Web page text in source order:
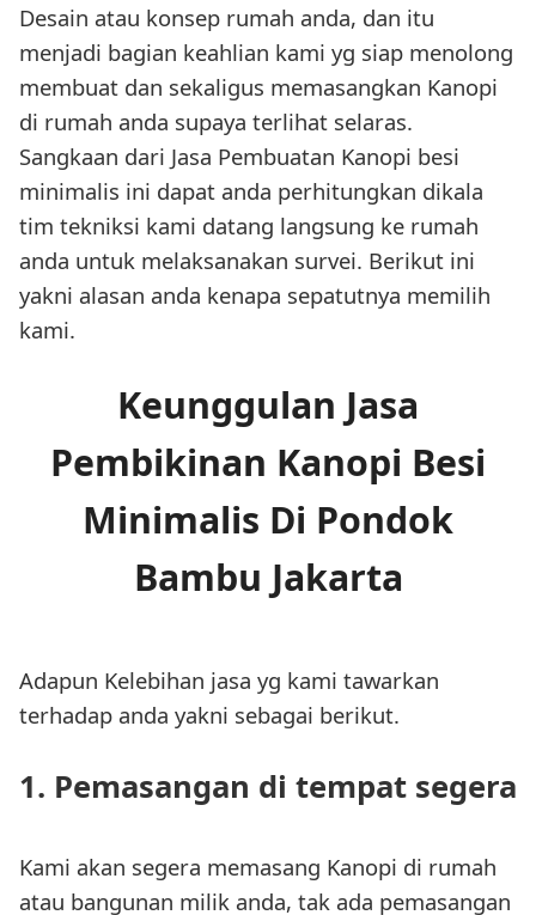
Desain atau konsep rumah anda, dan itu
menjadi bagian keahlian kami yg siap menolong
membuat dan sekaligus memasangkan Kanopi
di rumah anda supaya terlihat selaras.
Sangkaan dari Jasa Pembuatan Kanopi besi
minimalis ini dapat anda perhitungkan dikala
tim tekniksi kami datang langsung ke rumah
anda untuk melaksanakan survei. Berikut ini
yakni alasan anda kenapa sepatutnya memilih
kami.
Keunggulan Jasa
Pembikinan Kanopi Besi
Minimalis Di Pondok
Bambu Jakarta
Adapun Kelebihan jasa yg kami tawarkan
terhadap anda yakni sebagai berikut.
1. Pemasangan di tempat segera
Kami akan segera memasang Kanopi di rumah
atau bangunan milik anda, tak ada pemasangan